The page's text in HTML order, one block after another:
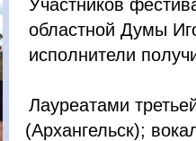
Участников
областной Думы
исполнители
Лауреатами
(Архангельск);